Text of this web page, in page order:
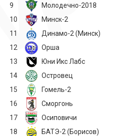
9
Молодечно-2018
10
Минск-2
11
Динамо-2 (Минск)
12
Орша
13
Юни Икс Лабс
14
Островец
15
Гомель-2
16
Сморгонь
17
Осиповичи
18
БАТЭ-2 (Борисов)